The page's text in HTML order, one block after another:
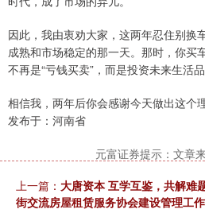
因此，我由衷劝大家，这两年忍住别换
成熟和市场稳定的那一天。那时，你买
不再是“亏钱买卖”，而是投资未来生活
相信我，两年后你会感谢今天做出这个
发布于：河南省
元富证券提示：文章
上一篇： 大唐资本 互学互鉴，共解难
街交流房屋租赁服务协会建设管理工作